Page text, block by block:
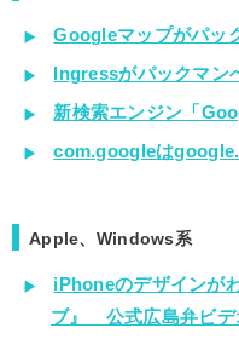
Googleマップがパッ
Ingressがパックマン
新検索エンジン「
com.googleは
Apple、Windows系
iPhoneのデザインが
ブ』 公式広島弁ビデ